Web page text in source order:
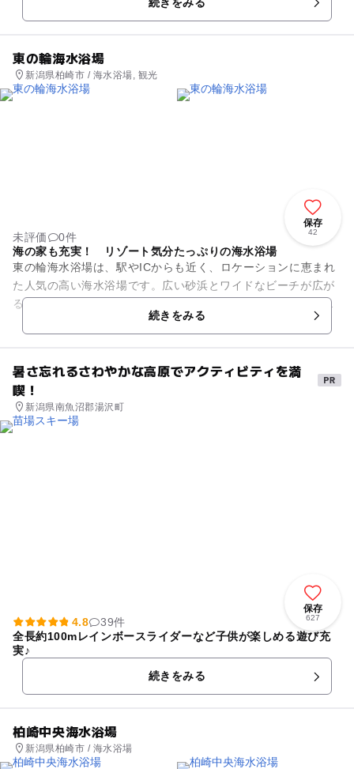
て遊ぶことができます。関東...
東の輪海水浴場
新潟県柏崎市 / 海水浴場, 観光
保存
42
未評価
0件
海の家も充実！ リゾート気分たっぷりの海水浴場
東の輪海水浴場は、駅やICからも近く、ロケーションに恵まれ
た人気の高い海水浴場です。広い砂浜とワイドなビーチが広が
る、ゆったりとした海水浴場で、海の家、駐車場も充実してい
て、県内外から多くの人が...続きをみる
暑さ忘れるさわやかな高原でアクティビティを満
喫！
新潟県南魚沼郡湯沢町
保存
627
4.8
39件
全長約100mレインボースライダーなど子供が楽しめる遊び充
実♪
続きをみる
柏崎中央海水浴場
新潟県柏崎市 / 海水浴場